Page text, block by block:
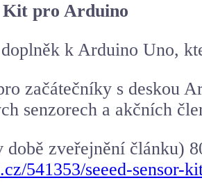
Kit pro Arduino
k Arduino Uno,
začátečníky s deskou
senzorech a akčních
době zveřejnění článku)
541353/seeed-sensor-